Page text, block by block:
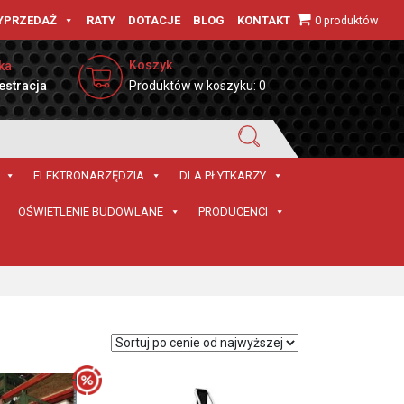
RATY DOTACJE BLOG KONTAKT 0 produktów
Koszyk
Produktów w koszyku: 0
ELEKTRONARZĘDZIA DLA PŁYTKARZY
OŚWIETLENIE BUDOWLANE PRODUCENCI